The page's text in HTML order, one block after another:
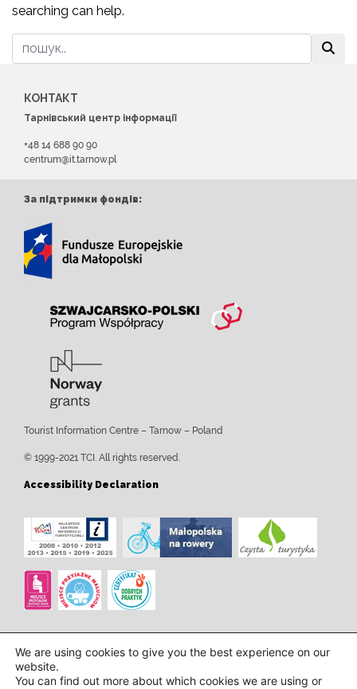
searching can help.
КОНТАКТ
Тарнівський центр інформації
+48 14 688 90 90
centrum@it.tarnow.pl
За підтримки фондів:
Tourist Information Centre – Tarnow – Poland
© 1999-2021 TCI. All rights reserved.
Accessibility Declaration
We are using cookies to give you the best experience on our
website.
You can find out more about which cookies we are using or